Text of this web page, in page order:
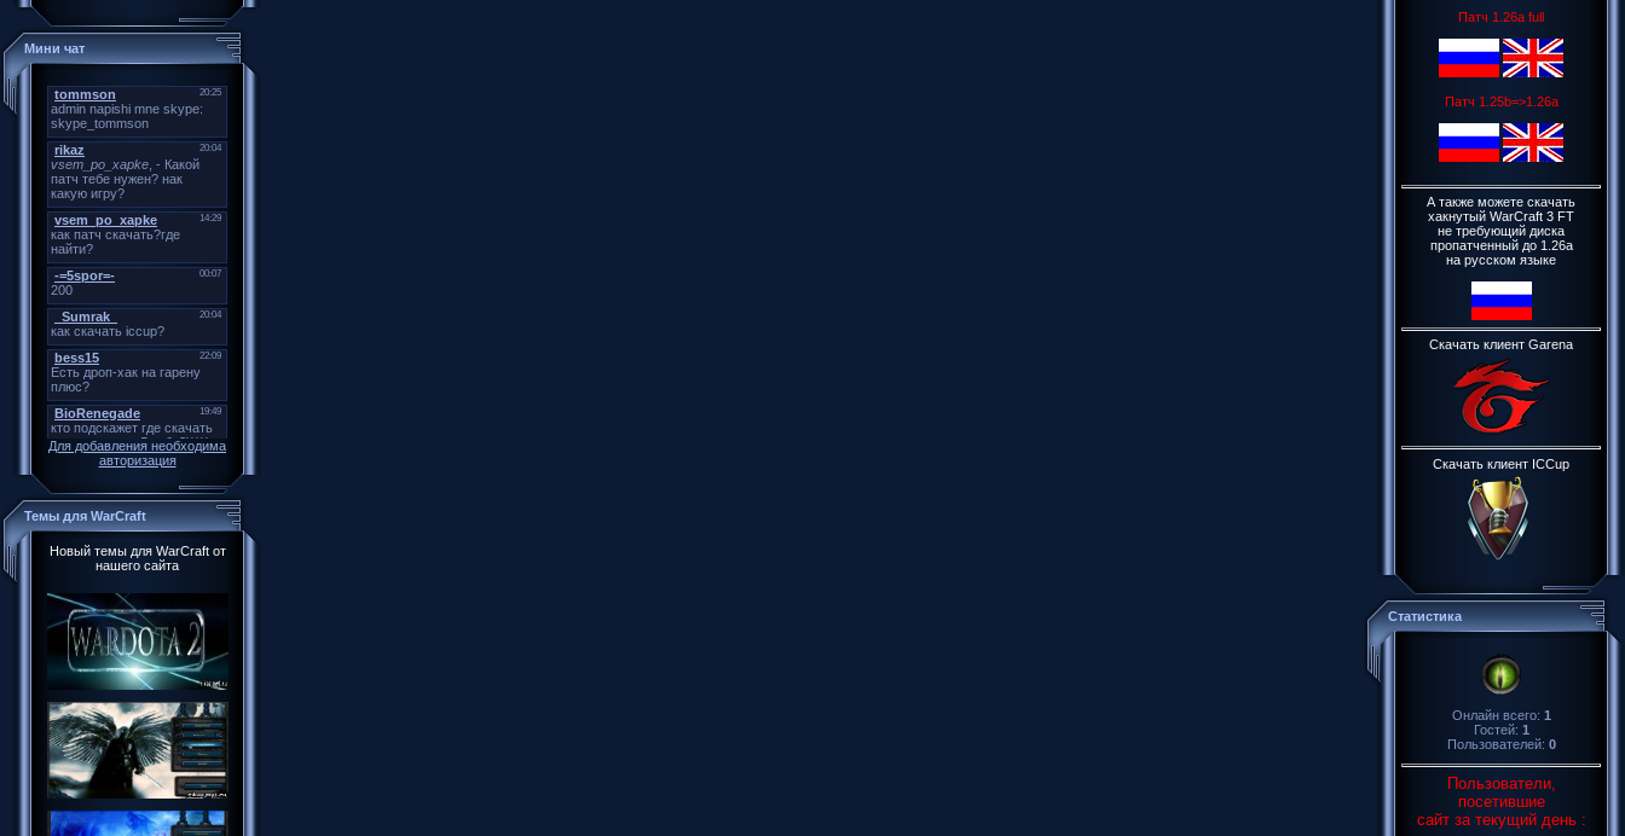
Мини чат
Для добавления необходима
авторизация
Темы для WarCraft
Новый темы для WarCraft от
нашего сайта
Патч 1.26a full
Патч 1.25b=>1.26a
А также можете скачать
хакнутый WarCraft 3 FT
не требующий диска
пропатченный до 1.26a
на русском языке
Скачать клиент Garena
Скачать клиент ICCup
Статистика
Онлайн всего: 1
Гостей: 1
Пользователей: 0
Пользователи,
посетившие
сайт за текущий день :